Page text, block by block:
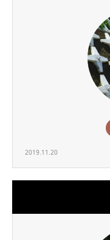
2019.11.20